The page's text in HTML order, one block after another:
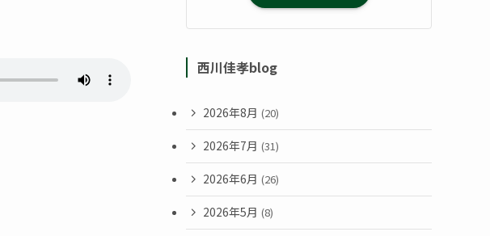
西川佳孝blog
2026年8月 (20)
2026年7月 (31)
2026年6月 (26)
2026年5月 (8)